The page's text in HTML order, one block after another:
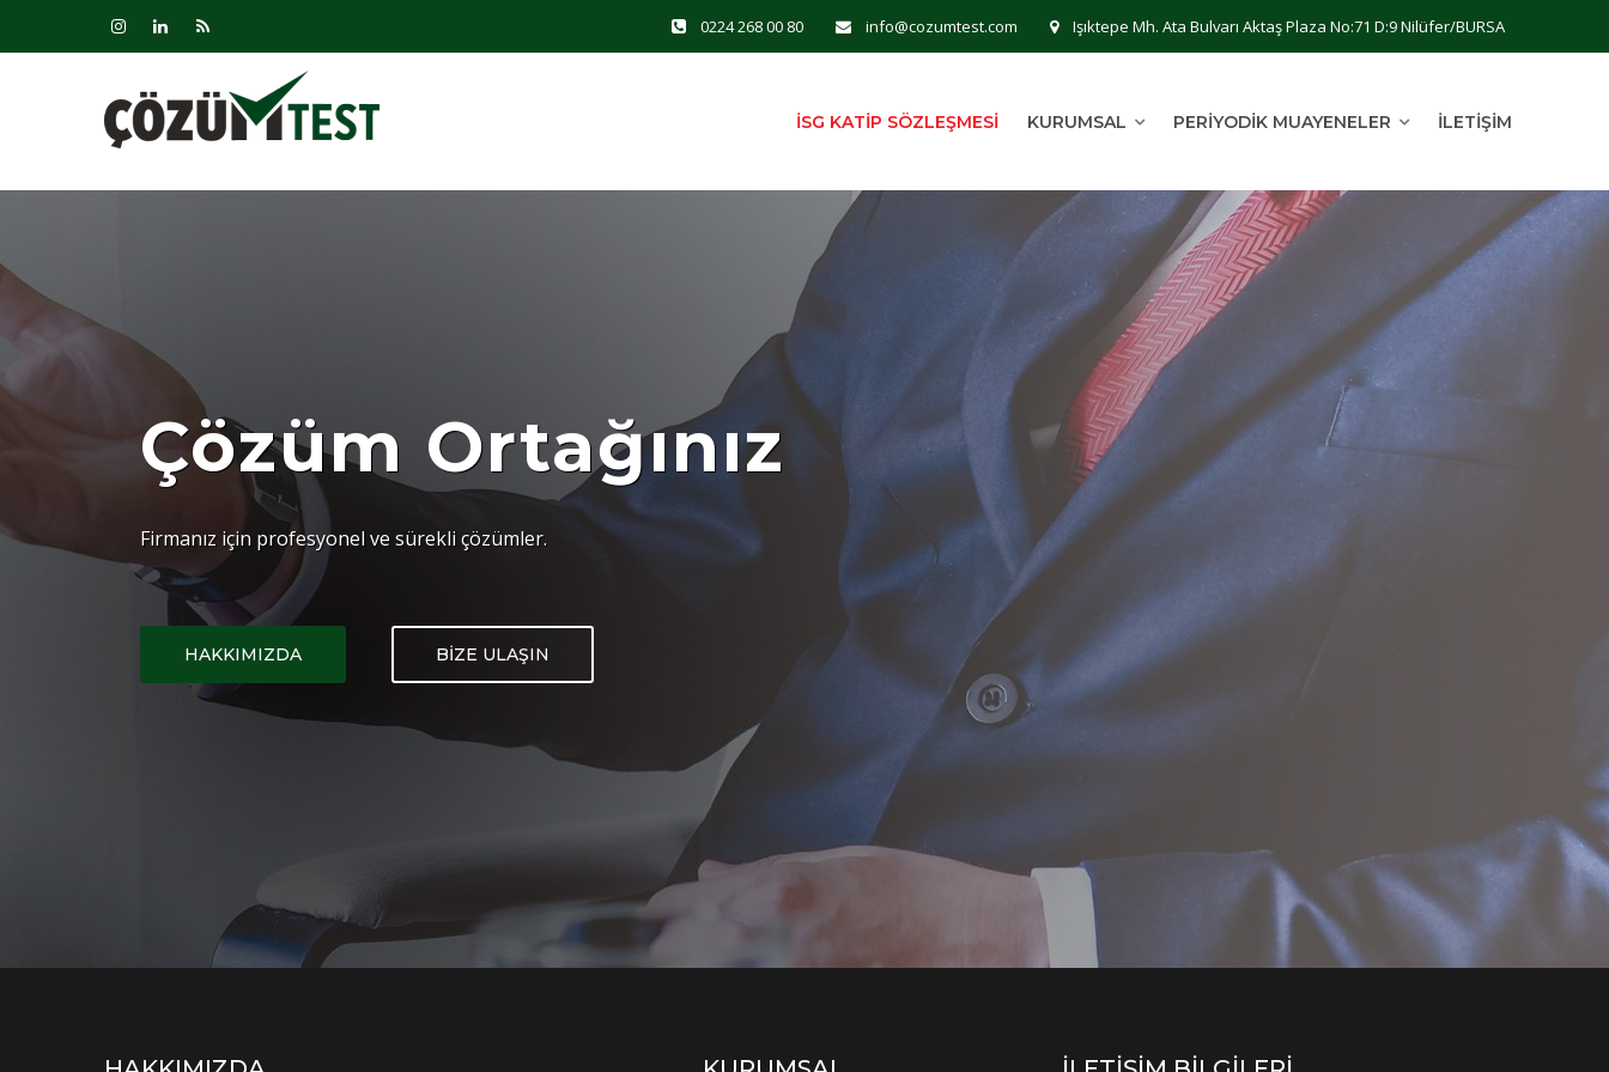
0224 268 00 80 info@cozumtest.com Işıktepe Mh. Ata Bulvarı Aktaş Plaza No:71 D:9 Nilüfer/BURSA
İSG KATİP SÖZLEŞMESİ KURUMSAL PERIYODIK MUAYENELER İLETIŞIM
Çözüm Ortağınız
Firmanız için profesyonel ve sürekli çözümler.
HAKKIMIZDA BİZE ULAŞIN